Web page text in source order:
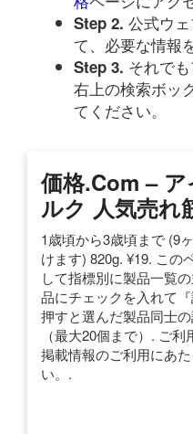
Step 2. 公式ウ
て、必要な情報
Step 3. それで
右上の検索ボッ
てください。
価格.com – ア
ルク 人気売れ
1歳頃から3歳頃まで (9
けます) 820g. ¥19. この
して指標別に製品一覧
品にチェックを入れて
押すと選んだ製品同士
（最大20個まで）. ご
掲載情報のご利用にあ
い。.